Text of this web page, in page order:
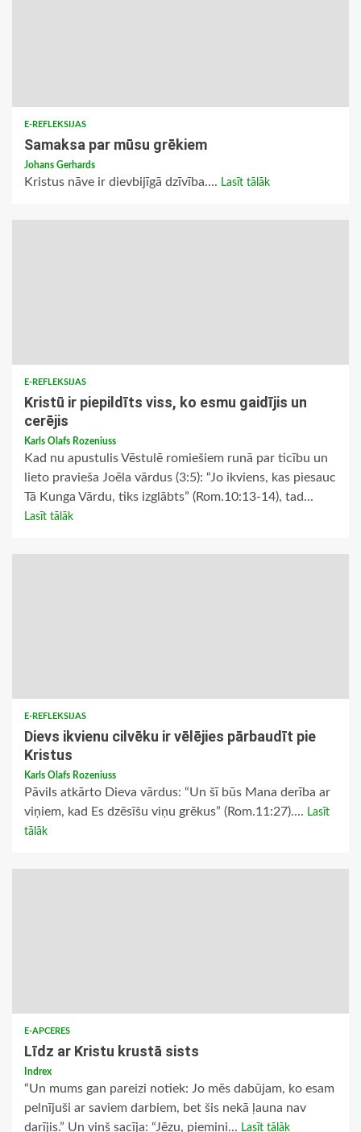
E-REFLEKSIJAS
Samaksa par mūsu grēkiem
Johans Gerhards
Kristus nāve ir dievbijīgā dzīvība.... Lasīt tālāk
E-REFLEKSIJAS
Kristū ir piepildīts viss, ko esmu gaidījis un
cerējis
Karls Olafs Rozeniuss
Kad nu apustulis Vēstulē romiešiem runā par ticību un
lieto pravieša Joēla vārdus (3:5): “Jo ikviens, kas piesauc
Tā Kunga Vārdu, tiks izglābts” (Rom.10:13-14), tad...
Lasīt tālāk
E-REFLEKSIJAS
Dievs ikvienu cilvēku ir vēlējies pārbaudīt pie
Kristus
Karls Olafs Rozeniuss
Pāvils atkārto Dieva vārdus: “Un šī būs Mana derība ar
viņiem, kad Es dzēsīšu viņu grēkus” (Rom.11:27).... Lasīt
tālāk
E-APCERES
Līdz ar Kristu krustā sists
Indrex
“Un mums gan pareizi notiek: Jo mēs dabūjam, ko esam
pelnījuši ar saviem darbiem, bet šis nekā ļauna nav
darījis.” Un viņš sacīja: “Jēzu, piemini... Lasīt tālāk